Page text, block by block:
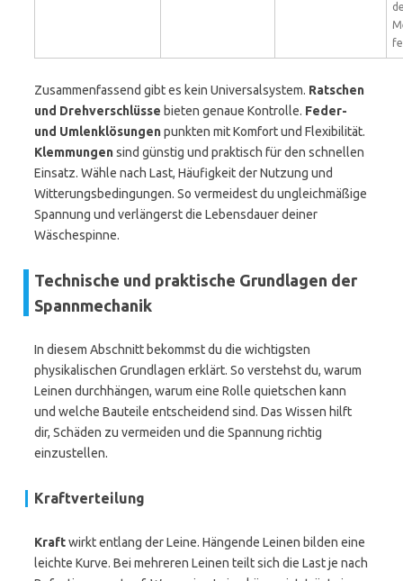
Zusammenfassend gibt es kein Universalsystem. Ratschen
und Drehverschlüsse bieten genaue Kontrolle. Feder-
und Umlenklösungenpunkten mit Komfort und Flexibilität.
Klemmungensind günstig und praktisch für den schnellen
Einsatz. Wähle nach Last, Häufigkeit der Nutzung und
Witterungsbedingungen. So vermeidest du ungleichmäßige
Spannung und verlängerst die Lebensdauer deiner
Wäschespinne.
Technische und praktische Grundlagen der
Spannmechanik
In diesem Abschnitt bekommst du die wichtigsten
physikalischen Grundlagen erklärt. So verstehst du, warum
Leinen durchhängen, warum eine Rolle quietschen kann
und welche Bauteile entscheidend sind. Das Wissen hilft
dir, Schäden zu vermeiden und die Spannung richtig
einzustellen.
Kraftverteilung
Kraftwirkt entlang der Leine. Hängende Leinen bilden eine
leichte Kurve. Bei mehreren Leinen teilt sich die Last je nach